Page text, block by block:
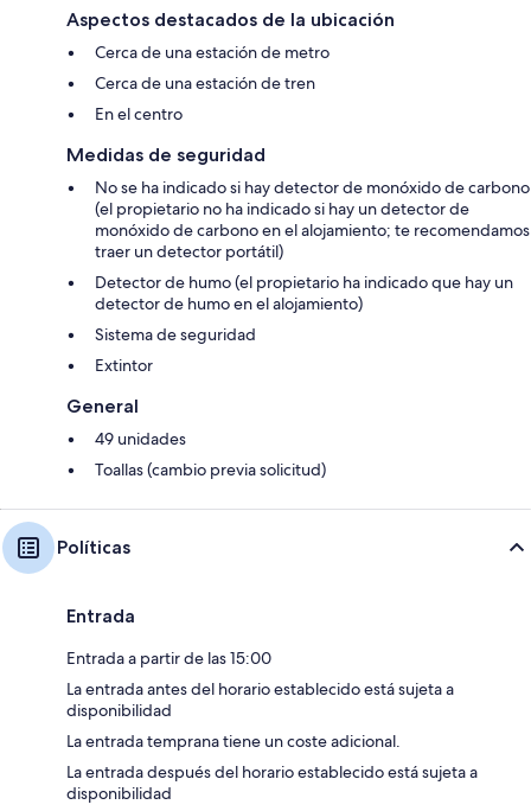
Aspectos destacados de la ubicación
Cerca de una estación de metro
Cerca de una estación de tren
En el centro
Medidas de seguridad
No se ha indicado si hay detector de monóxido de carbono
(el propietario no ha indicado si hay un detector de
monóxido de carbono en el alojamiento; te recomendamos
traer un detector portátil)
Detector de humo (el propietario ha indicado que hay un
detector de humo en el alojamiento)
Sistema de seguridad
Extintor
General
49 unidades
Toallas (cambio previa solicitud)
Políticas
Entrada
Entrada a partir de las 15:00
La entrada antes del horario establecido está sujeta a
disponibilidad
La entrada temprana tiene un coste adicional.
La entrada después del horario establecido está sujeta a
disponibilidad